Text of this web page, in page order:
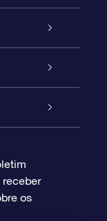
receber
os